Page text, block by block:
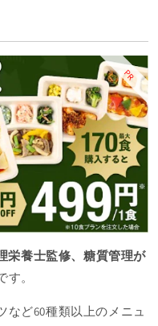
PR
栄養士監修、糖質管理が
す。
ど60種類以上のメニュ